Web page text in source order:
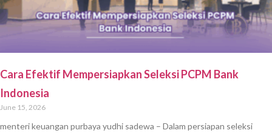
Cara Efektif Mempersiapkan Seleksi PCPM Bank
Indonesia
June 15, 2026
menteri keuangan purbaya yudhi sadewa – Dalam persiapan seleksi